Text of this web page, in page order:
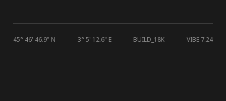
45° 46' 46.9" N 3° 5' 12.6" E BUILD_18K VIBE 7.24